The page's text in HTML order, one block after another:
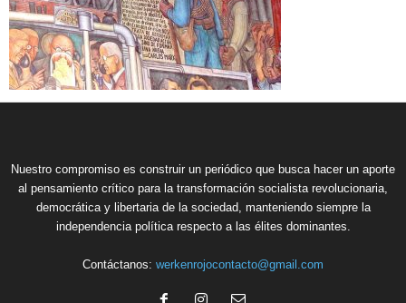
Nuestro compromiso es construir un periódico que busca hacer un aporte
al pensamiento crítico para la transformación socialista revolucionaria,
democrática y libertaria de la sociedad, manteniendo siempre la
independencia política respecto a las élites dominantes.
Contáctanos: werkenrojocontacto@gmail.com